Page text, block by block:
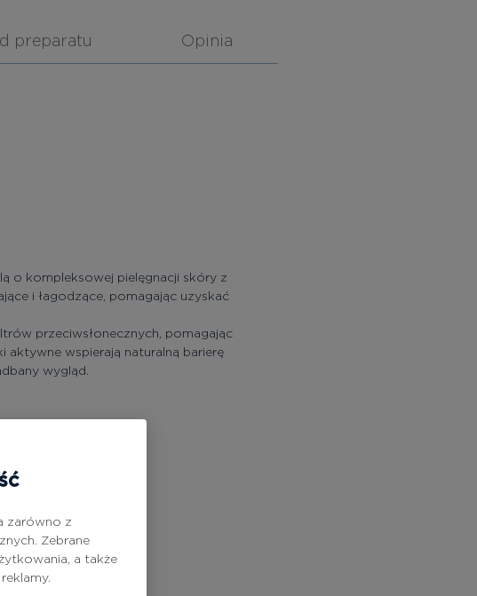
preparatu Opinia
o kompleksowej pielęgnacji skóry z
i łagodzące, pomagając uzyskać
przeciwsłonecznych, pomagając
wspierają naturalną barierę
wygląd.
wchłonięcia.
zarówno z
Zebrane
a także